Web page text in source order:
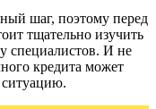
шаг, поэтому перед
тщательно изучить
специалистов. И не
кредита может